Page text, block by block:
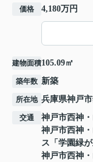
価格 4,180万円
建物面積105.09㎡
築年数 新築
所在地 兵庫県神戸
交通 神戸市西神
神戸市西神
ス「学園緑
神戸市西神